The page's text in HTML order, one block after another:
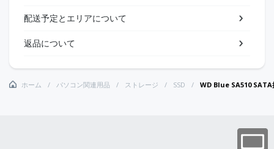
配送予定とエリアについて
返品について
ホーム パソコン関連用品 ストレージ SSD WD Blue SA510 SATA